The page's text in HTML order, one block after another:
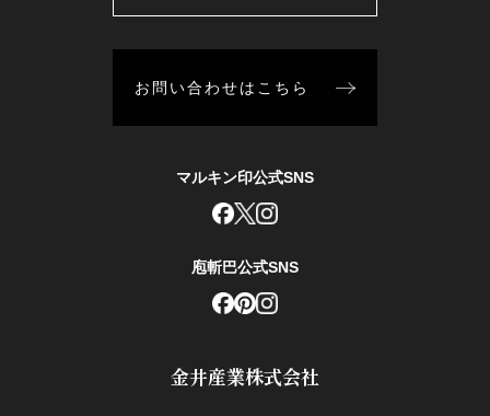
金井産業株式会社
お問い合わせはこちら
マルキン印公式SNS
庖斬巴公式SNS